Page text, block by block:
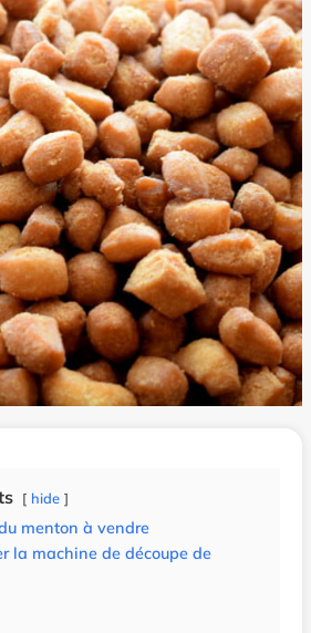
hide
menton à vendre
la machine de découpe de